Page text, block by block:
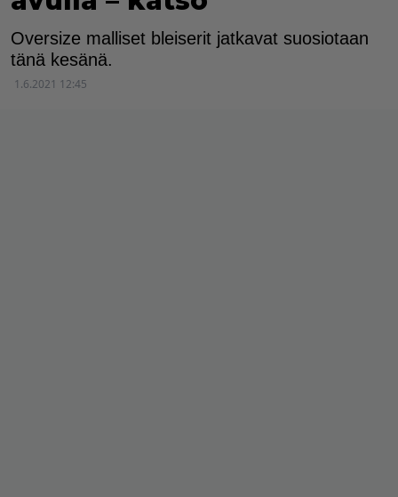
Oversize malliset bleiserit jatkavat suosiotaan
tänä kesänä.
1.6.2021 12:45